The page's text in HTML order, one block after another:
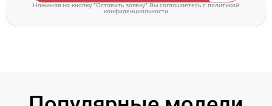
Нажимая на кнопку "Оставить заявку" Вы соглашаетесь cполитикой
конфиденциальности